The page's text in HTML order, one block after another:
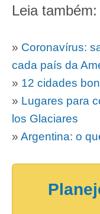
Leia também:
» Coronavírus:
cada país da
» 12 cidades
» Lugares para
los Glaciares
» Argentina: o